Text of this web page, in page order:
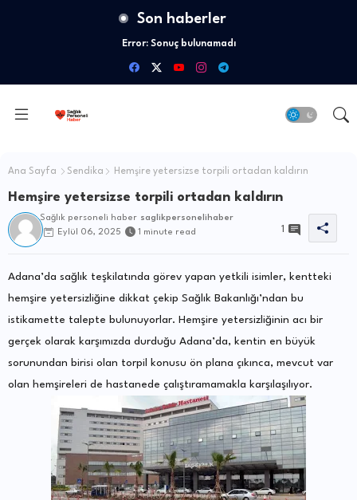
Son haberler
Error:Sonuç bulunamadı
Ana Sayfa Sendika Hemşire yetersizse torpili ortadan kaldırın
Hemşire yetersizse torpili ortadan kaldırın
Sağlık personeli haber saglikpersonelihaber
Eylül 06, 2025
1 minute read 1
Adana’da sağlık teşkilatında görev yapan yetkili isimler, kentteki
hemşire yetersizliğine dikkat çekip Sağlık Bakanlığı’ndan bu
istikamette talepte bulunuyorlar. Hemşire yetersizliğinin acı bir
gerçek olarak karşımızda durduğu Adana’da, kentin en büyük
sorunundan birisi olan torpil konusu ön plana çıkınca, mevcut var
olan hemşireleri de hastanede çalıştıramamakla karşılaşılıyor.